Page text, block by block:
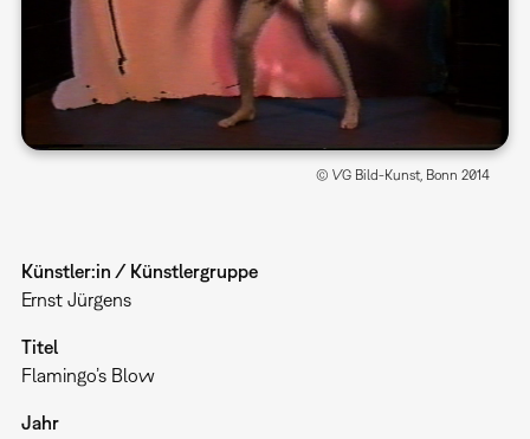
© VG Bild-Kunst, Bonn 2014
Künstler:in / Künstlergruppe
Ernst Jürgens
Titel
Flamingo’s Blow
Jahr